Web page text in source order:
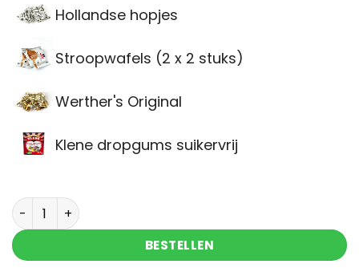
Hollandse hopjes
Stroopwafels (2 x 2 stuks)
Werther's Original
Klene dropgums suikervrij
Brievenbuscadeau dank je wel aantal
BESTELLEN